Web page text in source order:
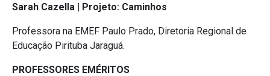
Sarah Cazella | Projeto: Caminhos
Professora na EMEF Paulo Prado, Diretoria Regional de
Educação Pirituba Jaraguá.
PROFESSORES EMÉRITOS